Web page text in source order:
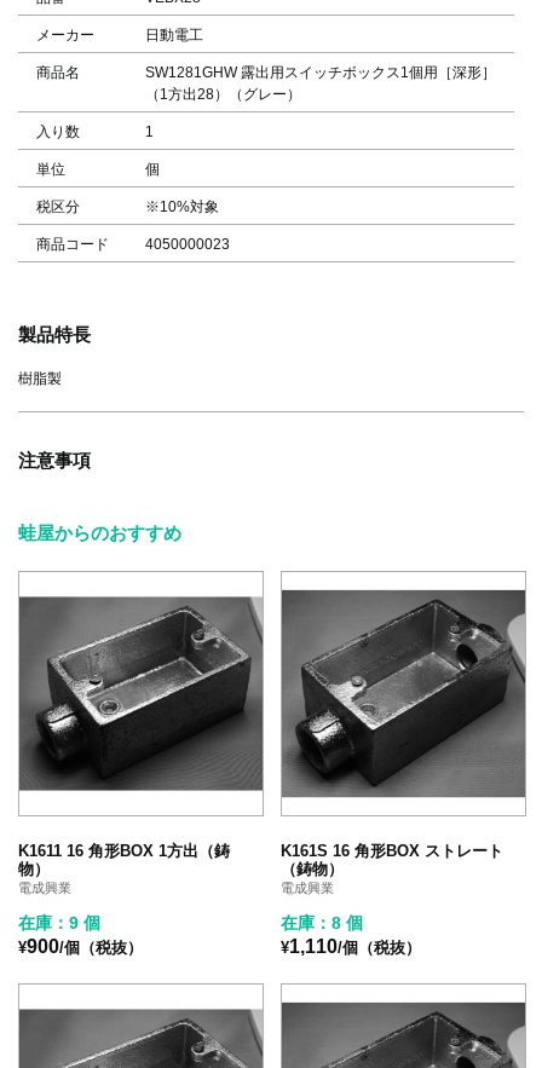
メーカー 日動電工
商品名
SW1281GHW 露出用スイッチボックス1個用［深形］
（1方出28）（グレー）
入り数 1
単位 個
税区分 ※10%対象
商品コード 4050000023
製品特長
樹脂製
注意事項
蛙屋からのおすすめ
K1611 16 角形BOX 1方出（鋳
物）
電成興業
在庫：9 個
¥900/個（税抜）
K161S 16 角形BOX ストレート
（鋳物）
電成興業
在庫：8 個
¥1,110/個（税抜）